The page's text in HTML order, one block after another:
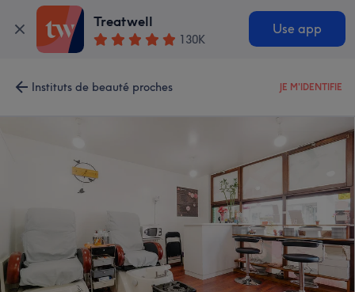
Treatwell
130K
Use app
Instituts de beauté proches JE M'IDENTIFIE